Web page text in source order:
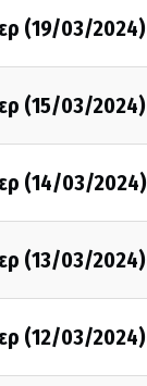
(19/03/2024)
(15/03/2024)
(14/03/2024)
(13/03/2024)
(12/03/2024)